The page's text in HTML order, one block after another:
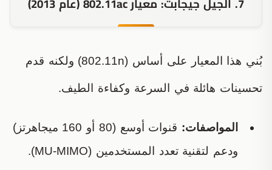
بُني هذا المعيار على أساس (802.11n) ولكنه قدم
تحسينات هائلة في السرعة وكفاءة الطيف.
المواصفات:
قنوات أوسع (80 أو 160 ميجاهرتز)
ودعم لتقنية تعدد المستخدمين (MU-MIMO).